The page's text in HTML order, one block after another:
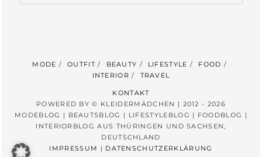
MODE OUTFIT BEAUTY LIFESTYLE
FOOD
INTERIOR
TRAVEL
KONTAKT
POWERED BY © KLEIDERMÄDCHEN | 2012 - 2026
MODEBLOG | BEAUTSBLOG | LIFESTYLEBLOG | FOODBLOG |
INTERIORBLOG AUS THÜRINGEN UND SACHSEN,
DEUTSCHLAND
IMPRESSUM | DATENSCHUTZERKLÄRUNG